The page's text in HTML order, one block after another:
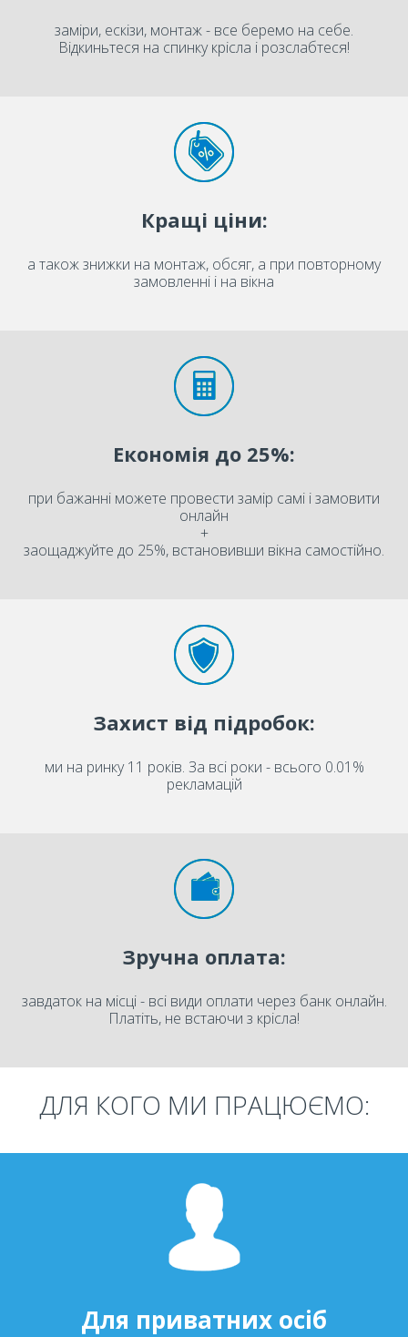
заміри, ескізи, монтаж - все беремо на себе.
Відкиньтеся на спинку крісла і розслабтеся!
Кращі ціни:
а також знижки на монтаж, обсяг, а при повторному
замовленні і на вікна
Економія до 25%:
при бажанні можете провести замір самі і замовити
онлайн
+
заощаджуйте до 25%, встановивши вікна самостійно.
Захист від підробок:
ми на ринку 11 років. За всі роки - всього 0.01%
рекламацій
Зручна оплата:
завдаток на місці - всі види оплати через банк онлайн.
Платіть, не встаючи з крісла!
ДЛЯ КОГО МИ ПРАЦЮЄМО:
Для приватних осіб